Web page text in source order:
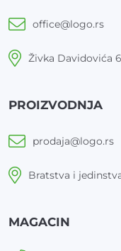
office@logo.rs
Živka Davidovića
PROIZVODNJA
prodaja@logo.rs
Bratstva i
MAGACIN